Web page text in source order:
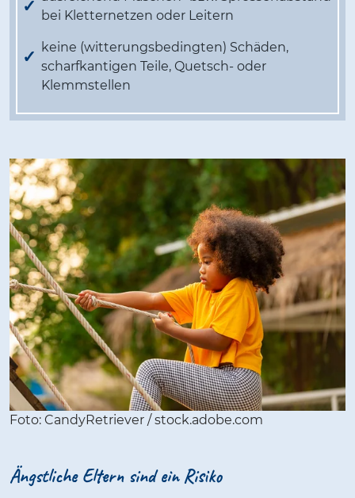
bei Kletternetzen oder Leitern
keine (witterungsbedingten) Schäden,
scharfkantigen Teile, Quetsch- oder
Klemmstellen
Foto: CandyRetriever / stock.adobe.com
Ängstliche Eltern sind ein Risiko